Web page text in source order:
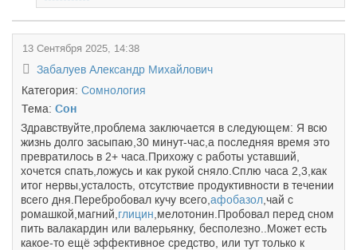
13 Сентября 2025, 14:38
Забалуев Александр Михайлович
Категория: Сомнология
Тема: Сон
Здравствуйте,проблема заключается в следующем: Я всю
жизнь долго засыпаю,30 минут-час,а последняя время это
превратилось в 2+ часа.Прихожу с работы уставший,
хочется спать,ложусь и как рукой сняло.Сплю часа 2,3,как
итог нервы,усталость, отсутствие продуктивности в течении
всего дня.Перебробовал кучу всего, афобазол ,чай с
ромашкой,магний, глицин ,мелотонин.Пробовал перед сном
пить валакардин или валерьянку, бесполезно..Может есть
какое-то ещё эффективное средство, или тут только к